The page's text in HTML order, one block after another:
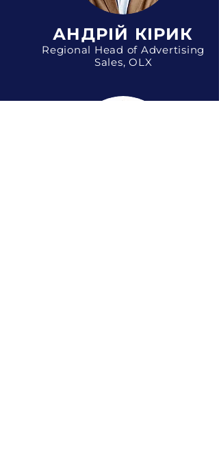
АНДРІЙ КІРИК
Regional Head of Advertising
Sales, OLX